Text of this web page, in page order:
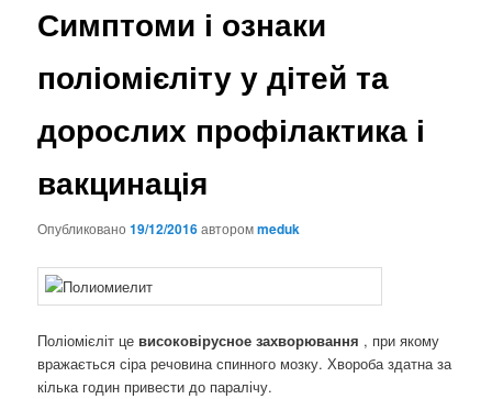
Симптоми і ознаки
поліомієліту у дітей та
дорослих профілактика і
вакцинація
Опубликовано19/12/2016авторомmeduk
Поліомієліт це високовірусное захворювання , при якому
вражається сіра речовина спинного мозку. Хвороба здатна за
кілька годин привести до паралічу.